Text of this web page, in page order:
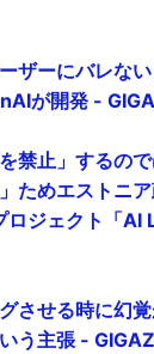
ザーにバレな
が開発 -
禁止」するの
ためエストニ
ジェクト「AI
させる時に幻
う主張 -